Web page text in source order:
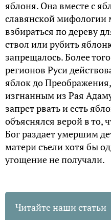
яблоня. Она вместе с
славянской мифологии
взбираться по дереву
ствол или рубить
запрещалось. Более
регионов Руси
яблок до
изгнанным из Рая
запрет рвать и есть
объяснялся верой в то,
Бог раздает умершим
матери съели хотя бы
угощение не получали.
Читайте наши статьи